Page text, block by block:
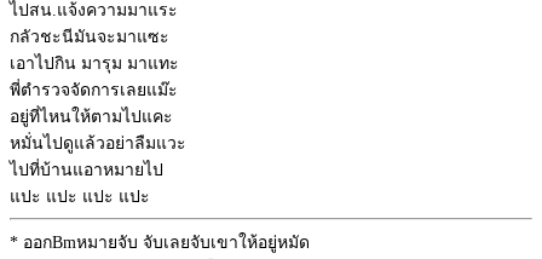
ไปสน.แจ้งความมาแระ
กลัวชะนีมันจะมาแซะ
เอาไปกิน มารุม มาแทะ
พี่ตำรวจจัดการเลยแม๊ะ
อยู่ที่ไหนให้ตามไปแคะ
หมั่นไปดูแล้วอย่าลืมแวะ
ไปที่บ้านแอาหมายไป
แปะ แปะ แปะ แปะ
* ออกBmหมายจับ จับเลยจับเขาให้อยู่หมัด